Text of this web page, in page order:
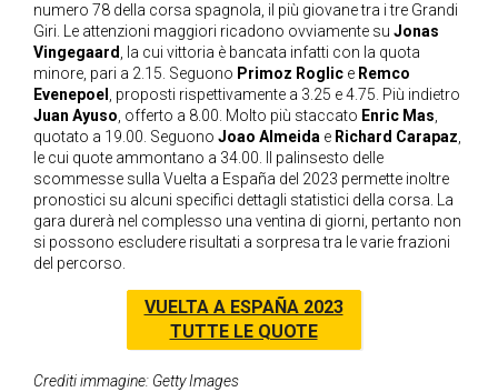
numero 78 della corsa spagnola, il più giovane tra i tre Grandi
Giri. Le attenzioni maggiori ricadono ovviamente su Jonas
Vingegaard, la cui vittoria è bancata infatti con la quota
minore, pari a 2.15. Seguono Primoz Roglic e Remco
Evenepoel , proposti rispettivamente a 3.25 e 4.75. Più indietro
Juan Ayuso, offerto a 8.00. Molto più staccato Enric Mas,
quotato a 19.00. Seguono Joao Almeida e Richard Carapaz,
le cui quote ammontano a 34.00. Il palinsesto delle
scommesse sulla Vuelta a España del 2023 permette inoltre
pronostici su alcuni specifici dettagli statistici della corsa. La
gara durerà nel complesso una ventina di giorni, pertanto non
si possono escludere risultati a sorpresa tra le varie frazioni
del percorso.
VUELTA A ESPAÑA 2023
TUTTE LE QUOTE
Crediti immagine: Getty Images